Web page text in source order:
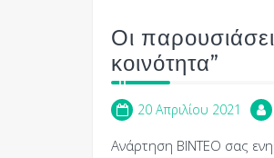
Οι
κοινότητα”
20 Απριλίου 2021
Ανάρτηση ΒΙΝΤΕΟ σας